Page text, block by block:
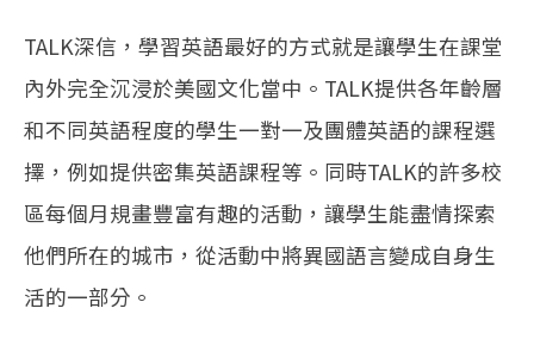
TALK深信，學習英語最好的方式就是讓學生在課堂
內外完全沉浸於美國文化當中。TALK提供各年齡層
和不同英語程度的學生一對一及團體英語的課程選
擇，例如提供密集英語課程等。同時TALK的許多校
區每個月規畫豐富有趣的活動，讓學生能盡情探索
他們所在的城市，從活動中將異國語言變成自身生
活的一部分。